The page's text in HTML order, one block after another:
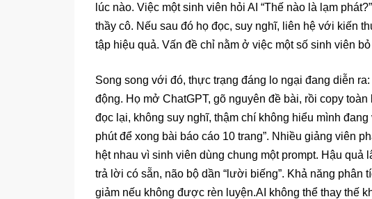
lúc nào. Việc một sinh viên hỏi AI “Thế nào là lạm
thầy cô. Nếu sau đó họ đọc, suy nghĩ, liên hệ với kiến
tập hiệu quả. Vấn đề chỉ nằm ở việc một số sinh viên
Song song với đó, thực trạng đáng lo ngại đang diễn
động. Họ mở ChatGPT, gõ nguyên đề bài, rồi copy
đọc lại, không suy nghĩ, thậm chí không hiểu mình
phút để xong bài báo cáo 10 trang”. Nhiều giảng viên
hệt nhau vì sinh viên dùng chung một prompt. Hậu
trả lời có sẵn, não bộ dần “lười biếng”. Khả năng phân
giảm nếu không được rèn luyện.AI không thể thay thế